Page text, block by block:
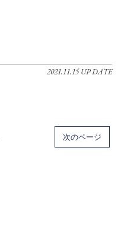
2021.11.15 UP DATE
次のページ